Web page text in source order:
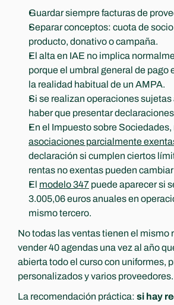
Guardar siempre facturas de
Separar conceptos: cuota de
producto, donativo o campaña.
El alta en IAE no implica
porque el umbral general de pago
la realidad habitual de un AMPA.
Si se realizan operaciones sujetas
haber que presentar
asociaciones parcialmente
declaración si cumplen ciertos
rentas no exentas pueden
El modelo 347 puede aparecer si
3.005,06 euros anuales en
mismo tercero.
No todas las ventas tienen el mismo
vender 40 agendas una vez al año
abierta todo el curso con uniformes,
personalizados y varios proveedores.
La recomendación práctica: si hay